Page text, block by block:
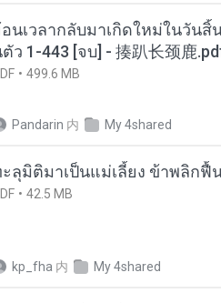
นเวลากลับมาเกิดใหม่ในวัน
ว 1-443 [จบ] - 揍趴长颈鹿
499.6 MB
Pandarin 内 My 4shared
ลุมิติมาเป็นแม่เลี้ยง ข้าพลิกฟื้
42.5 MB
kp_fha 内 My 4shared